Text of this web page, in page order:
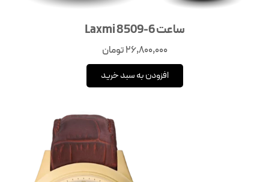
ساعت Laxmi 8509-6
26,800,000تومان
افزودن به سبد خرید